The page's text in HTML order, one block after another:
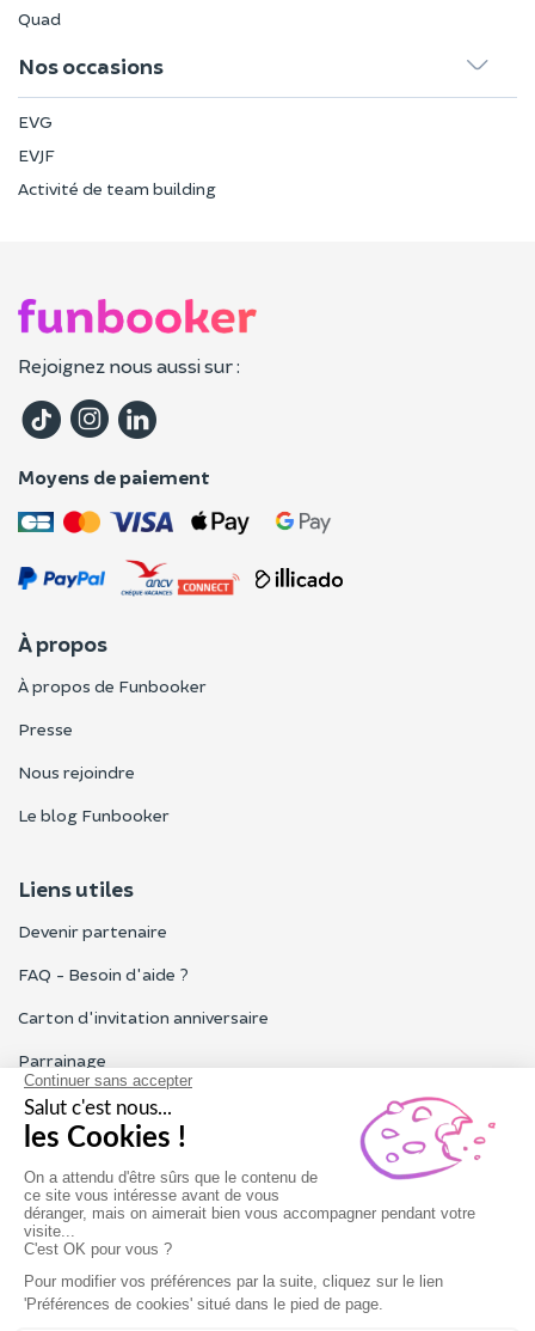
Quad
Nos occasions
EVG
EVJF
Activité de team building
Rejoignez nous aussi sur :
Moyens de paiement
À propos
À propos de Funbooker
Presse
Nous rejoindre
Le blog Funbooker
Liens utiles
Devenir partenaire
FAQ - Besoin d'aide ?
Carton d'invitation anniversaire
Parrainage
Tous les avis Funbooker
Particuliers, entreprises, professionnels
Notre service client est ouvert du lundi au vendredi de 9h à 18h
Nous contacter